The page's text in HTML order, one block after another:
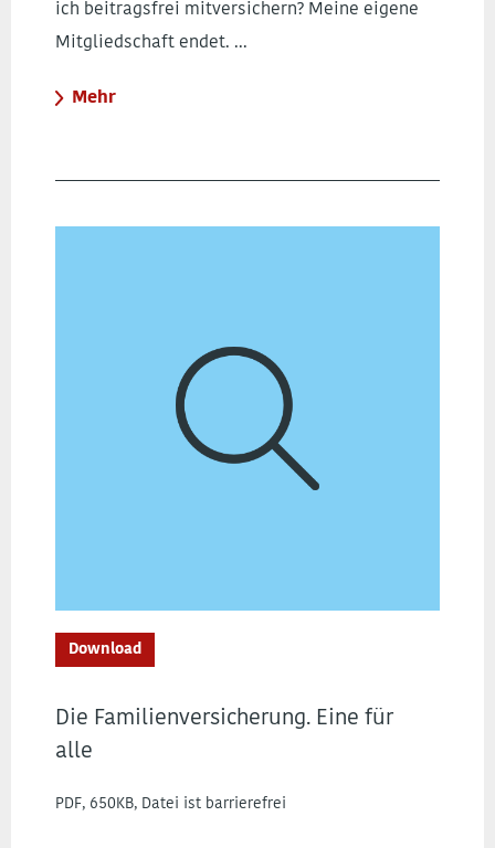
ich beitragsfrei mitversichern? Meine eigene
Mitgliedschaft endet. ...
Mehr
Download
Die Familienversicherung. Eine für
alle
PDF, 650KB, Datei ist barrierefrei